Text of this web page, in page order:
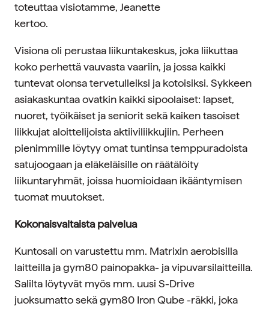
toteuttaa visiotamme, Jeanette
kertoo.
Visiona oli perustaa liikuntakeskus, joka liikuttaa
koko perhettä vauvasta vaariin, ja jossa kaikki
tuntevat olonsa tervetulleiksi ja kotoisiksi. Sykkeen
asiakaskuntaa ovatkin kaikki sipoolaiset: lapset,
nuoret, työikäiset ja seniorit sekä kaiken tasoiset
liikkujat aloittelijoista aktiiviliikkujiin. Perheen
pienimmille löytyy omat tuntinsa temppuradoista
satujoogaan ja eläkeläisille on räätälöity
liikuntaryhmät, joissa huomioidaan ikääntymisen
tuomat muutokset.
Kokonaisvaltaista palvelua
Kuntosali on varustettu mm. Matrixin aerobisilla
laitteilla ja gym80 painopakka- ja vipuvarsilaitteilla.
Salilta löytyvät myös mm. uusi S-Drive
juoksumatto sekä gym80 Iron Qube -räkki, joka